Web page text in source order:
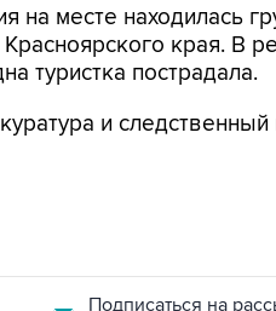
на месте находилась
края. В
туристка пострадала.
и
Подписаться на